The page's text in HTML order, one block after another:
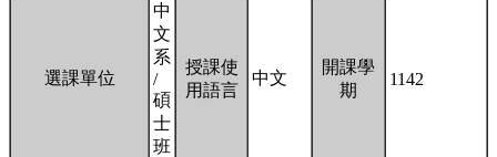
選課單位
中
文
系
/
碩
士
班
授課使
用語言
中文
開課學
期
1142